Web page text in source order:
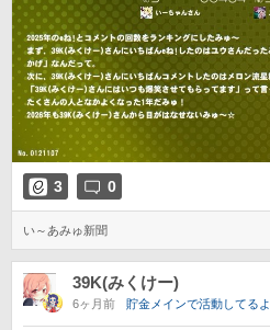
3 0
い～あみゅ新聞
39K(みくけー)
6ヶ月前 貯金メインで活動してるよ